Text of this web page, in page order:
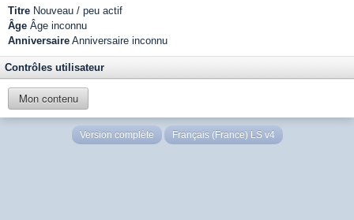
Titre Nouveau / peu actif
Âge Âge inconnu
Anniversaire Anniversaire inconnu
Contrôles utilisateur
Mon contenu
Version complète Français (France) LS v4